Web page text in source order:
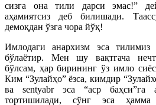
сизга она тили дарси эмас!”
аҳамиятсиз деб билишади.
демоқдан ўзга чора йўқ!
Имлодаги анархизм эса тилимиз
бўлаётир. Мен шу вақтгача
бўлсам, ҳар бирининг ўз имло
Ким “Зулайҳо” ёзса, кимдир
ва sentyabr эса “аср баҳси”га
тортишилади, сўнг эса ҳамма